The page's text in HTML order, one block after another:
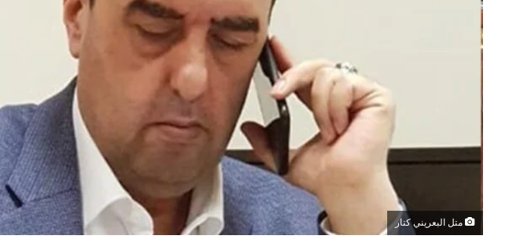
متل البعريني كتار